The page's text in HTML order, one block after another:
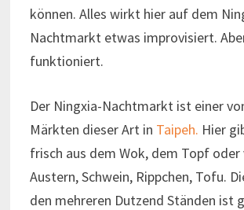
können. Alles wirkt hier auf dem
Nachtmarkt etwas improvisiert.
funktioniert.
Der Ningxia-Nachtmarkt ist einer
Märkten dieser Art in Taipeh. Hier
frisch aus dem Wok, dem Topf oder
Austern, Schwein, Rippchen, Tofu.
den mehreren Dutzend Ständen ist